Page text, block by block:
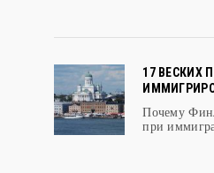
17 ВЕСКИХ
Почему